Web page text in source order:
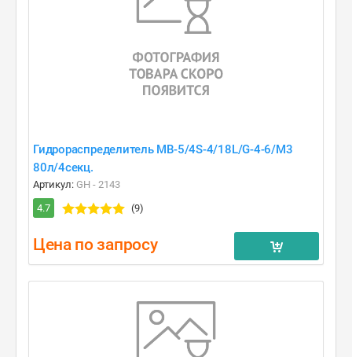
Гидрораспределитель MB-5/4S-4/18L/G-4-6/M3
80л/4секц.
Артикул: GH - 2143
4.7
(9)
Цена по запросу